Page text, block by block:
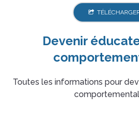
Devenir
Toutes les informations pour